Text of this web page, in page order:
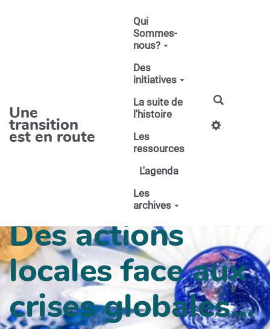
Une
transition
est en route
Qui
Sommes-
nous?
Des
initiatives
La suite de
l'histoire
Les
ressources
L'agenda
Les
archives
Des actions
locales face aux
crises globales...